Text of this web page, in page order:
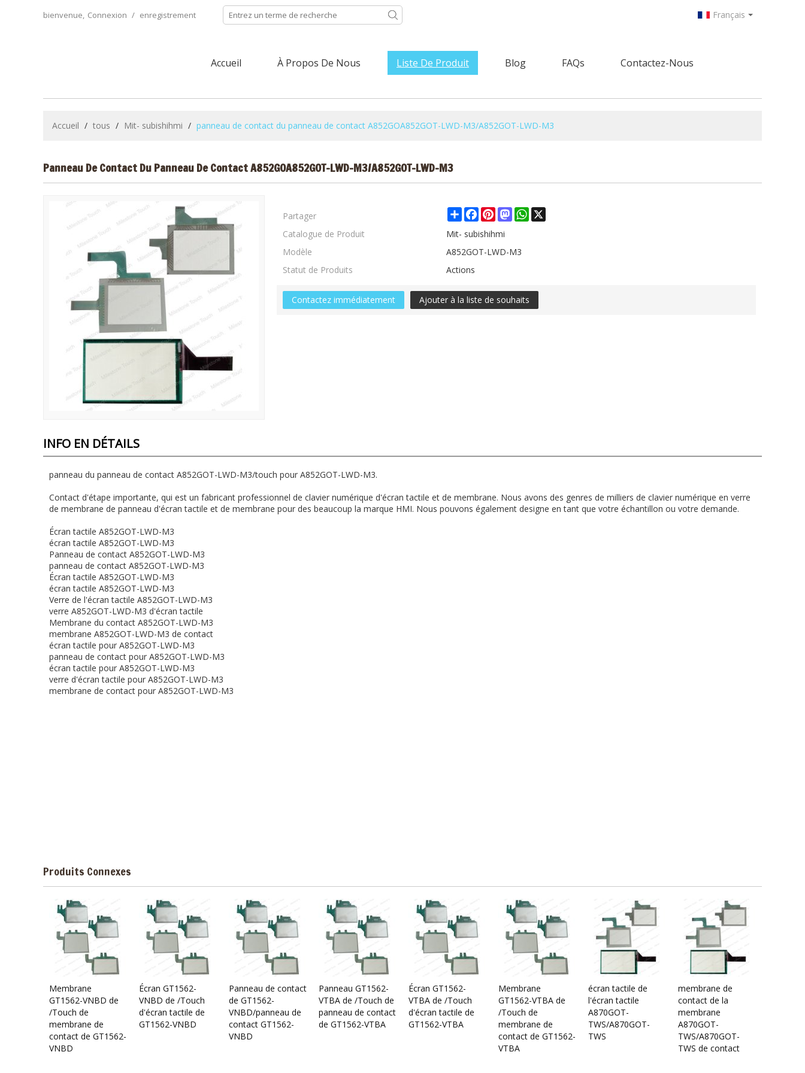
bienvenue, Connexion / enregistrement Français
Accueil À Propos De Nous Liste De Produit Blog FAQs Contactez-Nous
Accueil / tous / Mit- subishihmi / panneau de contact du panneau de contact A852GOA852GOT-LWD-M3/A852GOT-LWD-M3
Panneau De Contact Du Panneau De Contact A852GOA852GOT-LWD-M3/A852GOT-LWD-M3
Partager ShareFacebook
PinterestMastodonWhatsApp
Catalogue de Produit
Mit- subishihmi
Modèle
A852GOT-LWD-M3
Statut de Produits
Actions
Contactez immédiatement Ajouter à la liste de souhaits
INFO EN DÉTAILS
panneau du panneau de contact A852GOT-LWD-M3/touch pour A852GOT-LWD-M3.
Contact d'étape importante, qui est un fabricant professionnel de clavier numérique d'écran tactile et de membrane. Nous avons des genres de milliers de clavier numérique en verre
de membrane de panneau d'écran tactile et de membrane pour des beaucoup la marque HMI. Nous pouvons également designe en tant que votre échantillon ou votre demande.
Écran tactile A852GOT-LWD-M3
écran tactile A852GOT-LWD-M3
Panneau de contact A852GOT-LWD-M3
panneau de contact A852GOT-LWD-M3
Écran tactile A852GOT-LWD-M3
écran tactile A852GOT-LWD-M3
Verre de l'écran tactile A852GOT-LWD-M3
verre A852GOT-LWD-M3 d'écran tactile
Membrane du contact A852GOT-LWD-M3
membrane A852GOT-LWD-M3 de contact
écran tactile pour A852GOT-LWD-M3
panneau de contact pour A852GOT-LWD-M3
écran tactile pour A852GOT-LWD-M3
verre d'écran tactile pour A852GOT-LWD-M3
membrane de contact pour A852GOT-LWD-M3
Produits Connexes
Membrane
GT1562-VNBD de
/Touch de
membrane de
contact de GT1562-
VNBD
Écran GT1562-
VNBD de /Touch
d'écran tactile de
GT1562-VNBD
Panneau de contact
de GT1562-
VNBD/panneau de
contact GT1562-
VNBD
Panneau GT1562-
VTBA de /Touch de
panneau de contact
de GT1562-VTBA
Écran GT1562-
VTBA de /Touch
d'écran tactile de
GT1562-VTBA
Membrane
GT1562-VTBA de
/Touch de
membrane de
contact de GT1562-
VTBA
écran tactile de
l'écran tactile
A870GOT-
TWS/A870GOT-
TWS
membrane de
contact de la
membrane
A870GOT-
TWS/A870GOT-
TWS de contact